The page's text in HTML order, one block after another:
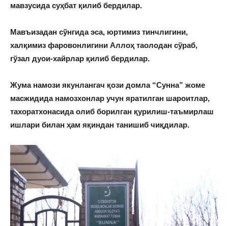
мавзусида суҳбат қилиб бердилар.
Мавъизадан сўнгида эса, юртимиз тинчлигини,
халқимиз фаровонлигини Аллоҳ таолодан сўраб,
гўзал дуои-хайрлар қилиб бердилар.
Жума намози якунлангач қози домла “Сунна” жоме
масжидида намозхонлар учун яратилган шароитлар,
тахоратхонасида олиб борилган қурилиш-таъмирлаш
ишлари билан ҳам яқиндан танишиб чиқдилар.